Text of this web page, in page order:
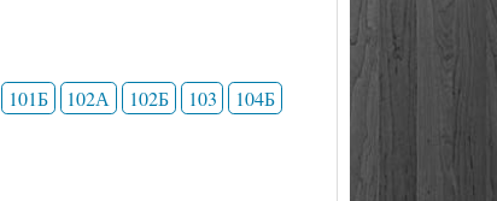
101Б 102А 102Б 103
104Б